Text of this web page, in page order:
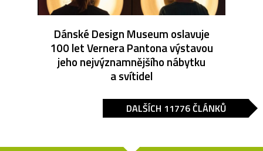
Dánské Design Museum oslavuje
100 let Vernera Pantona výstavou
jeho nejvýznamnějšího nábytku
a svítidel
DALŠÍCH 11776 ČLÁNKŮ